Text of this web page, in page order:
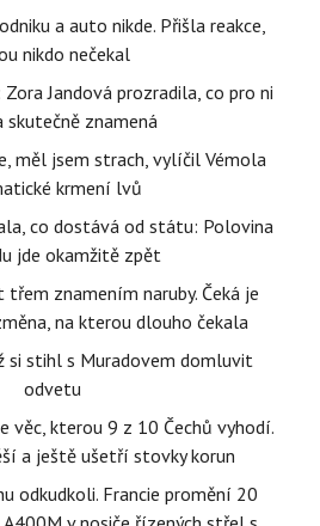
a auto nikde. Přišla reakce,
nikdo nečekal
Jandová prozradila, co pro ni
skutečně znamená
měl jsem strach, vylíčil Vémola
krmení lvů
co dostává od státu: Polovina
jde okamžitě zpět
znamením naruby. Čeká je
na kterou dlouho čekala
si stihl s Muradovem domluvit
odvetu
věc, kterou 9 z 10 Čechů vyhodí.
a ještě ušetří stovky korun
odkudkoli. Francie promění 20